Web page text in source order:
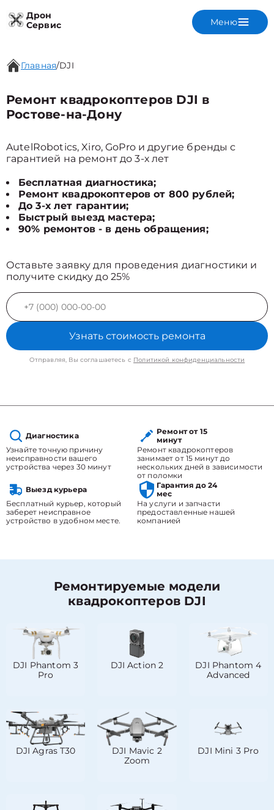
Дрон
Сервис
Меню
Главная/DJI
Ремонт квадрокоптеров DJI в
Ростове-на-Дону
AutelRobotics, Xiro, GoPro и другие бренды с
гарантией на ремонт до 3-х лет
Бесплатная диагностика;
Ремонт квадрокоптеров от 800 рублей;
До 3-х лет гарантии;
Быстрый выезд мастера;
90% ремонтов - в день обращения;
Оставьте заявку для проведения диагностики и
получите скидку до 25%
Узнать стоимость ремонта
Отправляя, Вы соглашаетесь с Политикой конфиденциальности
Диагностика
Узнайте точную причину
неисправности вашего
устройства через 30 минут
Ремонт от 15
минут
Ремонт квадрокоптеров
занимает от 15 минут до
нескольких дней в зависимости
от поломки
Выезд курьера
Бесплатный курьер, который
заберет неисправное
устройство в удобном месте.
Гарантия до 24
мес
На услуги и запчасти
предоставленные нашей
компанией
Ремонтируемые модели
квадрокоптеров DJI
DJI Phantom 3
Pro
DJI Action 2
DJI Phantom 4
Advanced
DJI Agras T30
DJI Mavic 2
Zoom
DJI Mini 3 Pro